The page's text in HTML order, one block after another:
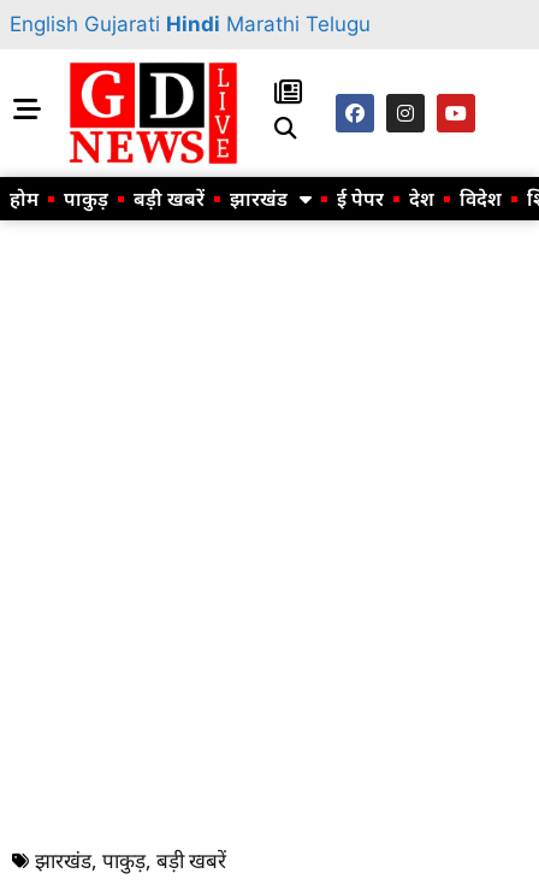
English Gujarati Hindi Marathi Telugu
होम पाकुड़ बड़ी खबरें झारखंड ई पेपर देश विदेश
झारखंड, पाकुड़, बड़ी खबरें